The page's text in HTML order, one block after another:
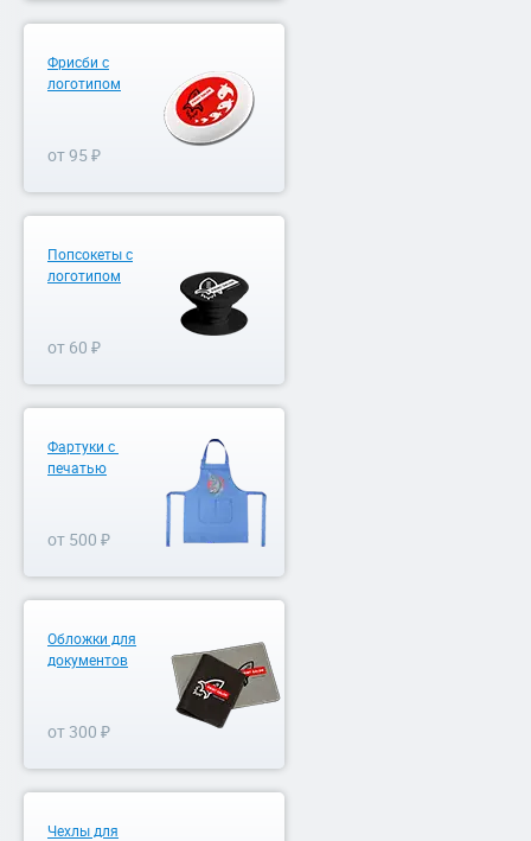
Фрисби с
логотипом
от 95 ₽
Попсокеты с
логотипом
от 60 ₽
Фартуки с
печатью
от 500 ₽
Обложки для
документов
от 300 ₽
Чехлы для